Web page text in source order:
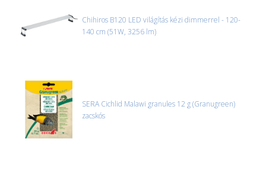
EGYÉB
EXTRA AKCIÓK
Chihiros B120 LED világítás kézi dimmerrel - 120-
140 cm (51W, 3256 lm)
SERA Cichlid Malawi granules 12 g (Granugreen)
zacskós